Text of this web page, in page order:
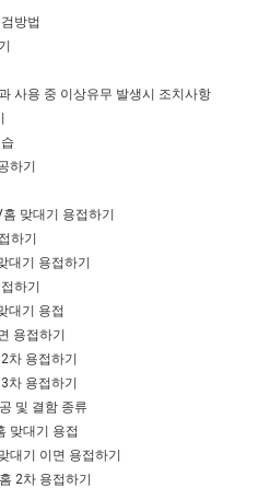
방법
사용 중 이상유무 발생시 조치사항
하기
맞대기 용접하기
하기
대기 용접하기
하기
대기 용접
용접하기
차 용접하기
차 용접하기
및 결함 종류
맞대기 용접
대기 이면 용접하기
2차 용접하기